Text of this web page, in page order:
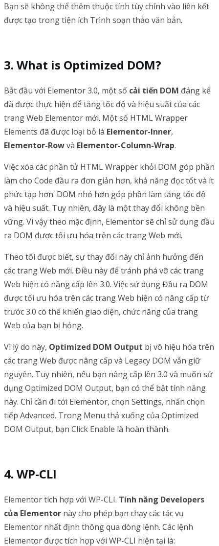
Bạn sẽ không thể thêm thuộc tính tùy chỉnh vào liên kết
được tạo trong tiện ích Trình soạn thảo văn bản.
What is Optimized DOM?
Bắt đầu với Elementor 3.0, một số cải tiến DOM đáng kể
đã được thực hiện để tăng tốc độ và hiệu suất của các
trang Web Elementor mới. Một số HTML Wrapper
Elements đã được loại bỏ là Elementor-Inner,
Elementor-Rowvà Elementor-Column-Wrap.
Việc xóa các phần tử HTML Wrapper khỏi DOM góp phần
làm cho Code đầu ra đơn giản hơn, khả năng đọc tốt và ít
phức tạp hơn. DOM nhỏ hơn góp phần làm tăng tốc độ
và hiệu suất. Tuy nhiên, đây là một thay đổi không bền
vững. Vì vậy theo mặc định, Elementor sẽ chỉ sử dụng đầu
ra DOM được tối ưu hóa trên các trang Web mới.
Theo tôi được biết, sự thay đổi này chỉ ảnh hưởng đến
các trang Web mới. Điều này để tránh phá vỡ các trang
Web hiện có nâng cấp lên 3.0. Việc sử dụng Đầu ra DOM
được tối ưu hóa trên các trang Web hiện có nâng cấp từ
trước 3.0 có thể khiến giao diện, chức năng của trang
Web của bạn bị hỏng.
Vì lý do này, Optimized DOM Output bị vô hiệu hóa trên
các trang Web được nâng cấp và Legacy DOM vẫn giữ
nguyên. Tuy nhiên, nếu bạn nâng cấp lên 3.0 và muốn sử
dụng Optimized DOM Output, bạn có thể bật tính năng
này. Chỉ cần đi tới Elementor, chọn Settings, nhấn chọn
tiếp Advanced. Trong Menu thả xuống của Optimized
DOM Output, bạn Click Enable là hoàn thành.
WP-CLI
Elementor tích hợp với WP-CLI. Tính năng Developers
của Elementor này cho phép bạn chạy các tác vụ
Elementor nhất định thông qua dòng lệnh. Các lệnh
Elementor được tích hợp với WP-CLI hiện tại là: